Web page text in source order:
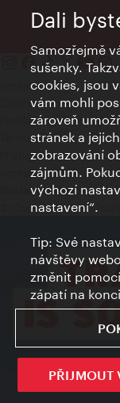
Kontakty
Credits
Prohlášení o ochraně
Terms of Use
Přístupnost
Kontakt pro tisk
Nastavení cookies
© Copyright Wien
Dali
Samozřejmě
sušenky.
cookies, jsou
vám mohli
zároveň
stránek a
zobrazování
zájmům.
výchozí
nastavení“.
Tip: Své
návštěvy
změnit
zápatí na
PŘIJMOUT